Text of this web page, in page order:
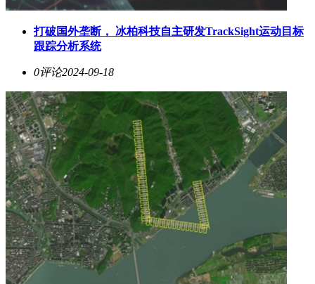
打破国外垄断， 冰柏科技自主研发TrackSight运动目标
跟踪分析系统
0评论2024-09-18